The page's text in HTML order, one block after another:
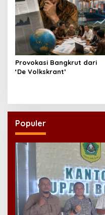
Provokasi Bangkrut dari
‘De Volkskrant’
Populer